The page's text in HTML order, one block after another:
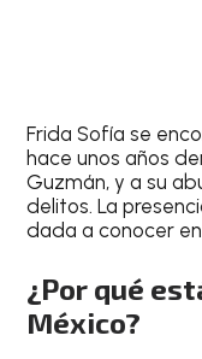
Frida Sofía se
hace unos años
Guzmán, y a su
delitos. La
dada a conocer
¿Por qué
México?